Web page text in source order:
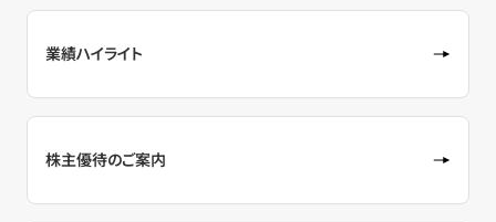
業績ハイライト
株主優待のご案内